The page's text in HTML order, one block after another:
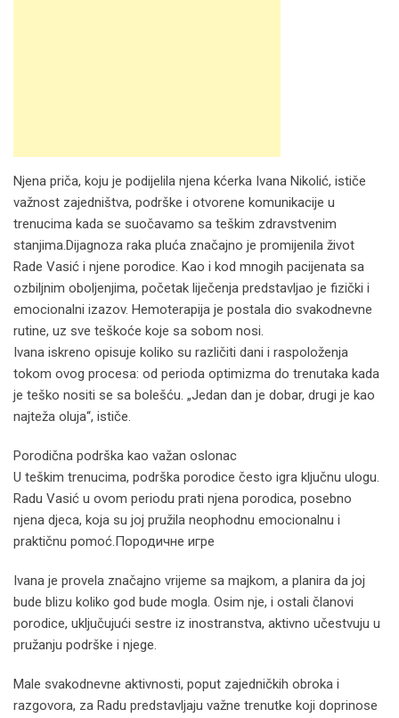
Njena priča, koju je podijelila njena kćerka Ivana Nikolić, ističe
važnost zajedništva, podrške i otvorene komunikacije u
trenucima kada se suočavamo sa teškim zdravstvenim
stanjima.Dijagnoza raka pluća značajno je promijenila život
Rade Vasić i njene porodice. Kao i kod mnogih pacijenata sa
ozbiljnim oboljenjima, početak liječenja predstavljao je fizički i
emocionalni izazov. Hemoterapija je postala dio svakodnevne
rutine, uz sve teškoće koje sa sobom nosi.
Ivana iskreno opisuje koliko su različiti dani i raspoloženja
tokom ovog procesa: od perioda optimizma do trenutaka kada
je teško nositi se sa bolešću. „Jedan dan je dobar, drugi je kao
najteža oluja“, ističe.
Porodična podrška kao važan oslonac
U teškim trenucima, podrška porodice često igra ključnu ulogu.
Radu Vasić u ovom periodu prati njena porodica, posebno
njena djeca, koja su joj pružila neophodnu emocionalnu i
praktičnu pomoć.Породичне игре
Ivana je provela značajno vrijeme sa majkom, a planira da joj
bude blizu koliko god bude mogla. Osim nje, i ostali članovi
porodice, uključujući sestre iz inostranstva, aktivno učestvuju u
pružanju podrške i njege.
Male svakodnevne aktivnosti, poput zajedničkih obroka i
razgovora, za Radu predstavljaju važne trenutke koji doprinose